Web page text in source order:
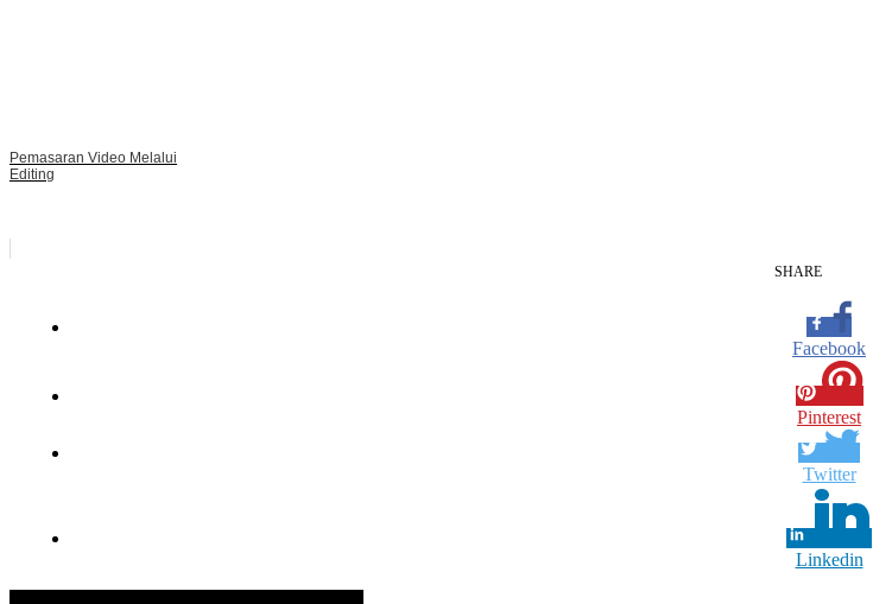
Pemasaran Video Melalui
Editing
SHARE
Facebook
Pinterest
Twitter
Linkedin